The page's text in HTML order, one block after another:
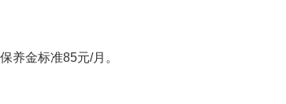
养金标准85元/月。